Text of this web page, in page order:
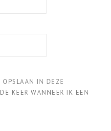
IN DEZE
KEER WANNEER IK EEN